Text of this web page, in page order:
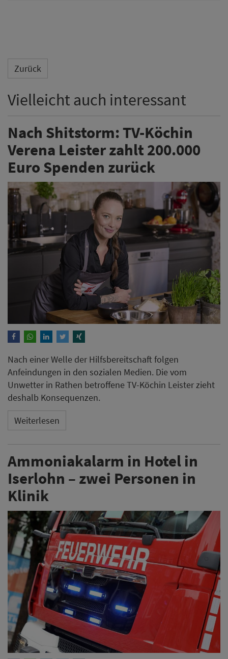
Zurück
Vielleicht auch interessant
Nach Shitstorm: TV-Köchin
Verena Leister zahlt 200.000
Euro Spenden zurück
Nach einer Welle der Hilfsbereitschaft folgen
Anfeindungen in den sozialen Medien. Die vom
Unwetter in Rathen betroffene TV-Köchin Leister zieht
deshalb Konsequenzen.
Weiterlesen
Ammoniakalarm in Hotel in
Iserlohn – zwei Personen in
Klinik